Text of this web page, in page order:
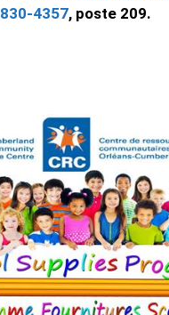
830-4357, poste 209.